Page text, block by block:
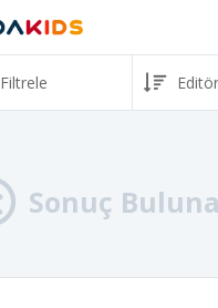
Filtrele
Sonuç